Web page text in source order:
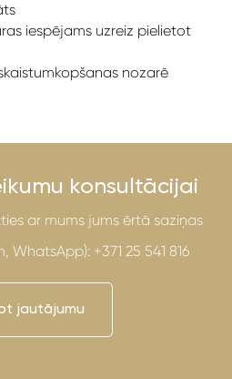
iespējams uzreiz pielietot
nozarē
konsultācijai
ar mums jums ērtā saziņas
+371 25 541 816
jautājumu